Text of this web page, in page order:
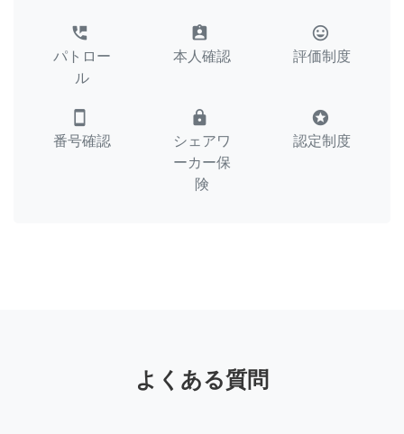
perm_phone_msg
パトロー
ル
assignment_ind
本人確認
tag_faces
評価制度
smartphone
番号確認
lock
シェアワ
ーカー保
険
stars
認定制度
よくある質問